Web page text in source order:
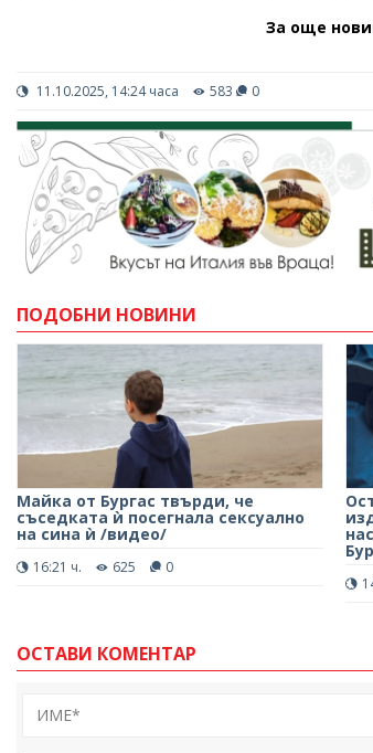
За още
11.10.2025, 14:24 часа 583 0
ПОДОБНИ НОВИНИ
Майка от Бургас твърди, че
съседката ѝ посегнала сексуално
на сина ѝ /видео/
16:21 ч. 625 0
ОСТАВИ КОМЕНТАР